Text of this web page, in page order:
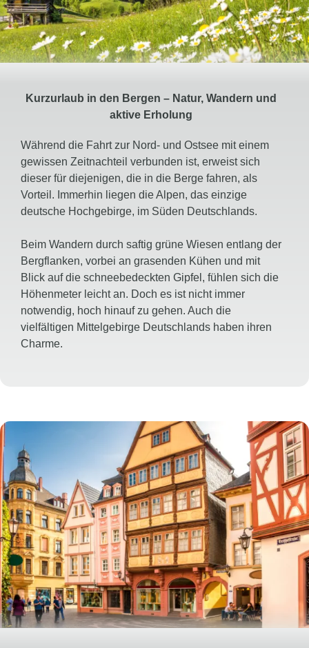
Kurzurlaub in den Bergen – Natur, Wandern und
aktive Erholung
Während die Fahrt zur Nord- und Ostsee mit einem
gewissen Zeitnachteil verbunden ist, erweist sich
dieser für diejenigen, die in die Berge fahren, als
Vorteil. Immerhin liegen die Alpen, das einzige
deutsche Hochgebirge, im Süden Deutschlands.
Beim Wandern durch saftig grüne Wiesen entlang der
Bergflanken, vorbei an grasenden Kühen und mit
Blick auf die schneebedeckten Gipfel, fühlen sich die
Höhenmeter leicht an. Doch es ist nicht immer
notwendig, hoch hinauf zu gehen. Auch die
vielfältigen Mittelgebirge Deutschlands haben ihren
Charme.